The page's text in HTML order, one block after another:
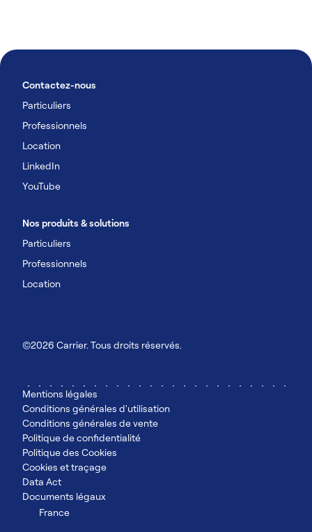
Contactez-nous
Particuliers
Professionnels
Location
LinkedIn
YouTube
Nos produits & solutions
Particuliers
Professionnels
Location
©2026 Carrier. Tous droits réservés.
Mentions légales
Conditions générales d'utilisation
Conditions générales de vente
Politique de confidentialité
Politique des Cookies
Cookies et traçage
Data Act
Documents légaux
France